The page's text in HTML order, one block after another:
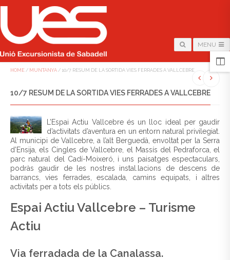
MENU
HOME / MUNTANYA / 10/7 RESUM DE LA SORTIDA VIES FERRADES A VALLCEBRE
10/7 RESUM DE LA SORTIDA VIES FERRADES A VALLCEBRE
L’Espai Actiu Vallcebre és un lloc ideal per gaudir
d’activitats d’aventura en un entorn natural privilegiat.
Al municipi de Vallcebre, a l’alt Berguedà, envoltat per la Serra
d’Ensija, els Cingles de Vallcebre, el Massís del Pedraforca, el
parc natural del Cadí-Moixeró, i uns paisatges espectaculars,
podràs gaudir de les nostres instal.lacions de descens de
barrancs, vies ferrades, escalada, camins equipats, i altres
activitats per a tots els públics.
Espai Actiu Vallcebre – Turisme
Actiu
Via ferradada de la Canalassa.